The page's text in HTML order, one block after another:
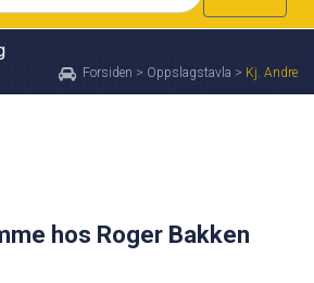
Forsiden > Oppslagstavla > Kj. Andre
hos Roger Bakken